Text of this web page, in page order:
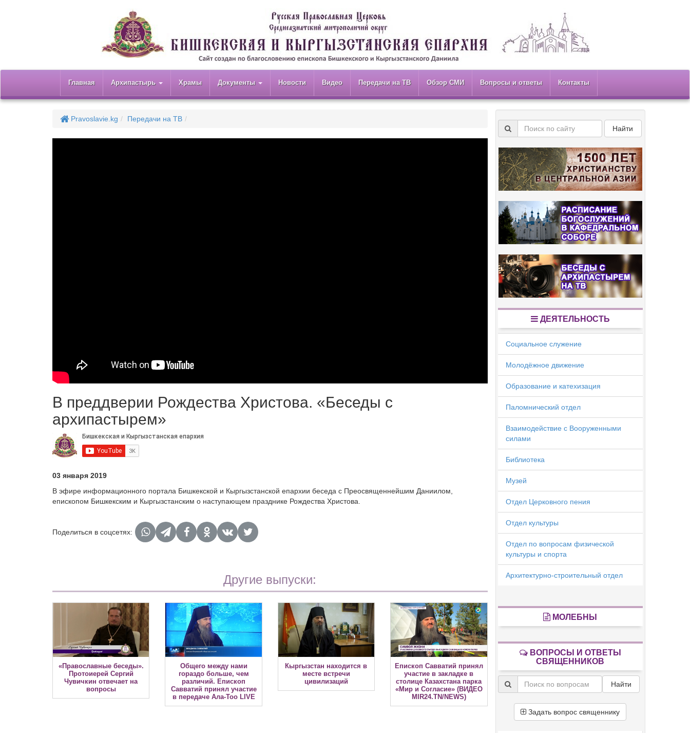
Главная Архипастырь Храмы Документы Новости Видео Передачи на ТВ Обзор СМИ Вопросы и ответы Контакты
Pravoslavie.kg Передачи на ТВ
В преддверии Рождества Христова. «Беседы с
архипастырем»
03 января 2019
В эфире информационного портала Бишкекской и Кыргызстанской епархии беседа с Преосвященнейшим Даниилом,
епископом Бишкекским и Кыргызстанским о наступающем празднике Рождества Христова.
Поделиться в соцсетях:
Другие выпуски:
«Православные беседы».
Протоиерей Сергий
Чувичкин отвечает на
вопросы
Общего между нами
гораздо больше, чем
различий. Епископ
Савватий принял участие
в передаче Ала-Тоо LIVE
Кыргызстан находится в
месте встречи
цивилизаций
Епископ Савватий принял
участие в закладке в
столице Казахстана парка
«Мир и Согласие» (ВИДЕО
MIR24.TN/NEWS)
Найти
ДЕЯТЕЛЬНОСТЬ
Социальное служение
Молодёжное движение
Образование и катехизация
Паломнический отдел
Взаимодействие с Вооруженными
силами
Библиотека
Музей
Отдел Церковного пения
Отдел культуры
Отдел по вопросам физической
культуры и спорта
Архитектурно-строительный отдел
МОЛЕБНЫ
ВОПРОСЫ И ОТВЕТЫ
СВЯЩЕННИКОВ
Найти
Задать вопрос священнику